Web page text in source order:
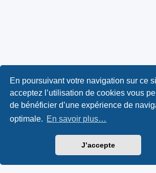
En poursuivant votre navigation sur ce
acceptez l’utilisation de cookies vous
de bénéficier d’une expérience de
optimale. En savoir plus…
J’accepte